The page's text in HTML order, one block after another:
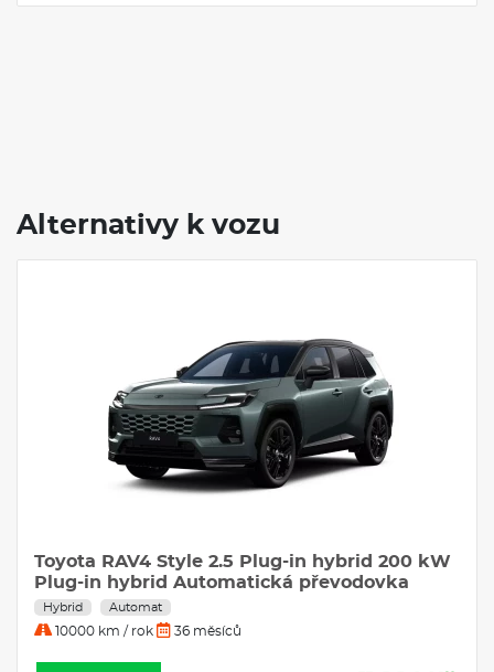
Alternativy k vozu
Toyota RAV4 Style 2.5 Plug-in hybrid 200 kW
Plug-in hybrid Automatická převodovka
Hybrid Automat
10000 km / rok 36 měsíců